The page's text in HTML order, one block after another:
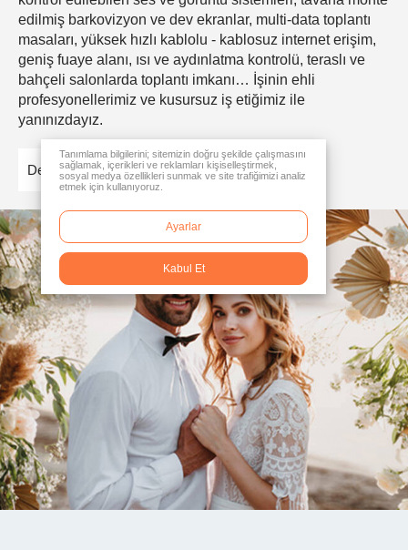
edilmiş barkovizyon ve dev ekranlar, multi-data toplantı
masaları, yüksek hızlı kablolu - kablosuz internet erişim,
geniş fuaye alanı, ısı ve aydınlatma kontrolü, teraslı ve
bahçeli salonlarda toplantı imkanı… İşinin ehli
profesyonellerimiz ve kusursuz iş etiğimiz ile
yanınızdayız.
Detaylar
Tanımlama bilgilerini; sitemizin doğru şekilde çalışmasını
sağlamak, içerikleri ve reklamları kişiselleştirmek,
sosyal medya özellikleri sunmak ve site trafiğimizi analiz
etmek için kullanıyoruz.
Ayarlar
Kabul Et